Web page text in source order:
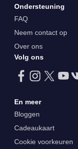
Ondersteuning
FAQ
Neem contact op
Over ons
Volg ons
En meer
Bloggen
Cadeaukaart
Cookie voorkeuren